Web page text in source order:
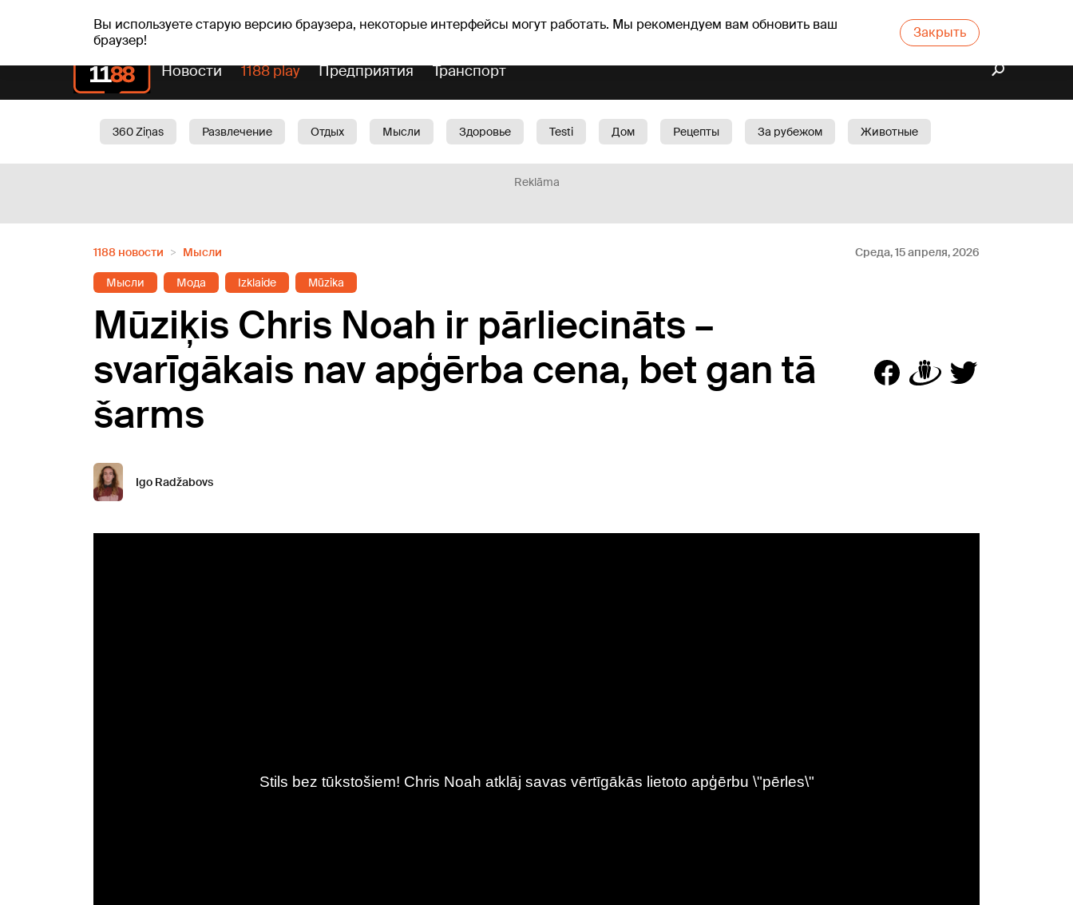
Вы используете старую версию браузера, некоторые интерфейсы могут работать. Мы рекомендуем вам обновить ваш
браузер!
Закрыть
чт, 06.08.2026. +24°C Aisma, Askolds Прогноз погоды Гороскопы
Новости 1188 play Предприятия Транспорт
360 Ziņas Развлечение Отдых Мысли Здоровье Testi Дом Рецепты За рубежом
Животные
Reklāma
1188 новости Мысли Среда, 15 апреля, 2026
Мысли Мода Izklaide Mūzika
Mūziķis Chris Noah ir pārliecināts –
svarīgākais nav apģērba cena, bet gan tā
šarms
Igo Radžabovs